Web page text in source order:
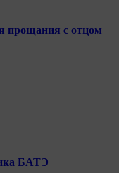
прощания с отцом
БАТЭ